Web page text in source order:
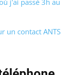
un contact ANTS